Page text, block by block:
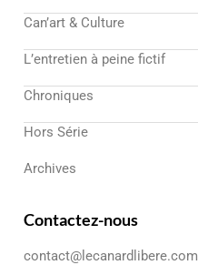
Can’art & Culture
L’entretien à peine fictif
Chroniques
Hors Série
Archives
Contactez-nous
contact@lecanardlibere.com